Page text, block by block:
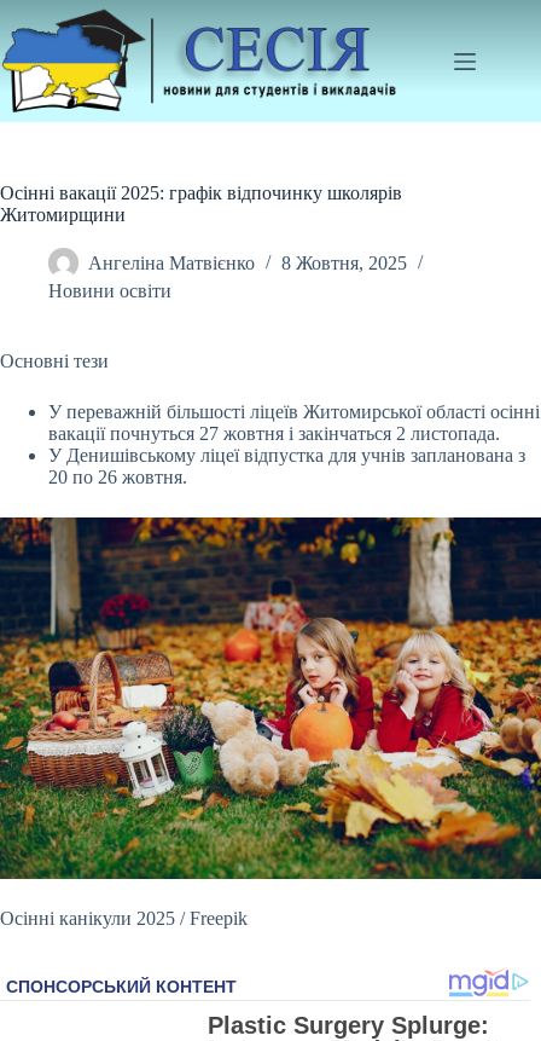
до
вмісту
Осінні вакації 2025: графік відпочинку школярів
Житомирщини
Ангеліна Матвієнко
8 Жовтня, 2025
Новини освіти
Основні тези
У переважній більшості ліцеїв Житомирської області осінні
вакації почнуться 27 жовтня і закінчаться 2 листопада.
У Денишівському ліцеї відпустка для учнів запланована з
20 по 26 жовтня.
Осінні канікули 2025 / Freepik